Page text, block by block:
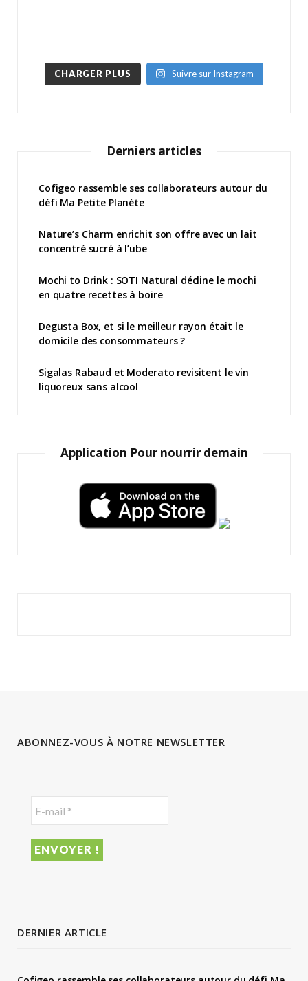
CHARGER PLUS Suivre sur Instagram
Derniers articles
Cofigeo rassemble ses collaborateurs autour du
défi Ma Petite Planète
Nature’s Charm enrichit son offre avec un lait
concentré sucré à l’ube
Mochi to Drink : SOTI Natural décline le mochi
en quatre recettes à boire
Degusta Box, et si le meilleur rayon était le
domicile des consommateurs ?
Sigalas Rabaud et Moderato revisitent le vin
liquoreux sans alcool
Application Pour nourrir demain
ABONNEZ-VOUS À NOTRE NEWSLETTER
DERNIER ARTICLE